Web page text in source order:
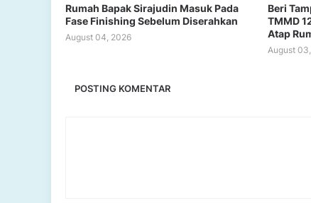
Rumah Bapak Sirajudin Masuk Pada
Fase Finishing Sebelum Diserahkan
August 04, 2026
Beri
TMMD
Atap
August
POSTING KOMENTAR